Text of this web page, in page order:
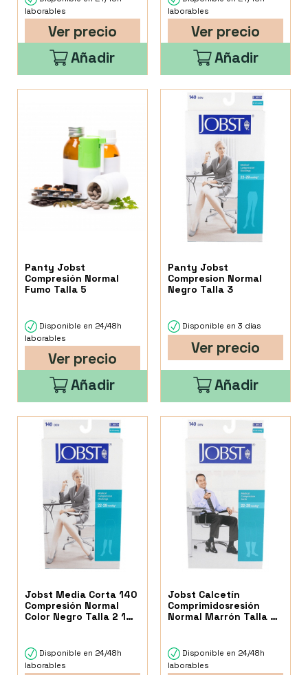
laborables
Ver precio
Añadir
laborables
Ver precio
Añadir
Panty Jobst
Compresión Normal
Fumo Talla 5
Disponible en 24/48h
laborables
Ver precio
Añadir
Panty Jobst
Compresion Normal
Negro Talla 3
Disponible en 3 días
Ver precio
Añadir
Jobst Media Corta 140
Compresión Normal
Color Negro Talla 2 1
Disponible en 24/48h
laborables
Jobst Calcetín
Comprimidosresión
Normal Marrón Talla G
Disponible en 24/48h
laborables